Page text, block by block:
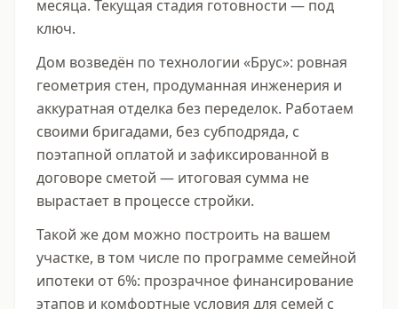
месяца. Текущая стадия готовности — под
ключ.
Дом возведён по технологии «Брус»: ровная
геометрия стен, продуманная инженерия и
аккуратная отделка без переделок. Работаем
своими бригадами, без субподряда, с
поэтапной оплатой и зафиксированной в
договоре сметой — итоговая сумма не
вырастает в процессе стройки.
Такой же дом можно построить на вашем
участке, в том числе по программе семейной
ипотеки от 6%: прозрачное финансирование
этапов и комфортные условия для семей с